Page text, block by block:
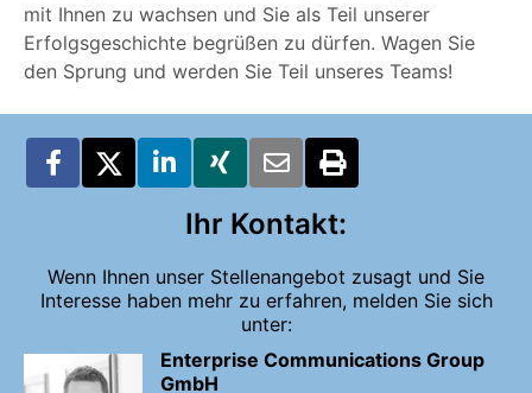
mit Ihnen zu wachsen und Sie als Teil unserer
Erfolgsgeschichte begrüßen zu dürfen. Wagen Sie
den Sprung und werden Sie Teil unseres Teams!
Ihr Kontakt:
Wenn Ihnen unser Stellenangebot zusagt und Sie
Interesse haben mehr zu erfahren, melden Sie sich
unter:
Enterprise Communications Group
GmbH